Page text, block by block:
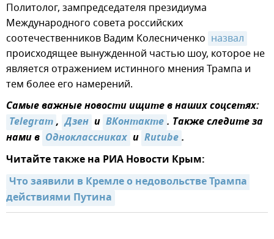
Политолог, зампредседателя президиума
Международного совета российских
соотечественников Вадим Колесниченко назвал
происходящее вынужденной частью шоу, которое не
является отражением истинного мнения Трампа и
тем более его намерений.
Самые важные новости ищите в наших соцсетях:
Telegram, Дзен и ВКонтакте. Также следите за
нами в Одноклассниках и Rutube.
Читайте также на РИА Новости Крым:
Что заявили в Кремле о недовольстве Трампа
действиями Путина